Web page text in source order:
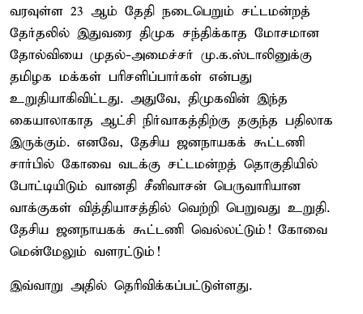
வரவுள்ள 23 ஆம் தேதி நடைபெறும் சட்டமன்றத்
தேர்தலில் இதுவரை திமுக சந்திக்காத மோசமான
தோல்வியை முதல்-அமைச்சர் மு.க.ஸ்டாலினுக்கு
தமிழக மக்கள் பரிசளிப்பார்கள் என்பது
உறுதியாகிவிட்டது. அதுவே, திமுகவின் இந்த
கையாலாகாத ஆட்சி நிர்வாகத்திற்கு தகுந்த பதிலாக
இருக்கும். எனவே, தேசிய ஜனநாயகக் கூட்டணி
சார்பில் கோவை வடக்கு சட்டமன்றத் தொகுதியில்
போட்டியிடும் வானதி சீனிவாசன் பெருவாரியான
வாக்குகள் வித்தியாசத்தில் வெற்றி பெறுவது உறுதி.
தேசிய ஜனநாயகக் கூட்டணி வெல்லட்டும்! கோவை
மென்மேலும் வளரட்டும்!
இவ்வாறு அதில் தெரிவிக்கப்பட்டுள்ளது.